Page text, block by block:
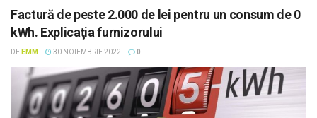
Factură de peste 2.000 de lei pentru un consum de 0
kWh. Explicaţia furnizorului
DE EMM 30 NOIEMBRIE 2022 0